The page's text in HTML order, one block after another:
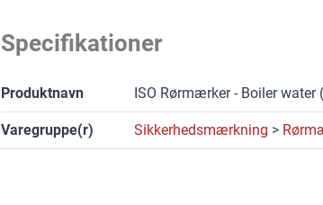
Specifikationer
Produktnavn ISO Rørmærker - Boiler water
Varegruppe(r) Sikkerhedsmærkning >